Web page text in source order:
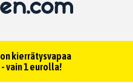
kierrätysvapaa
vain 1 eurolla!